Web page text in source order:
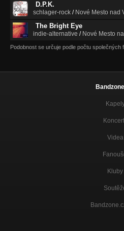
D.P.K.
schlager-rock / Nové Mesto nad
The Bright Eye
indie-alternative / Nové Mesto
Podobnost se určuje podle počtu společných
Videa
Kluby